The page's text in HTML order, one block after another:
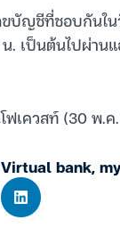
ขบัญชีที่ชอบกันใ
. เป็นต้นไปผ่าน
ฟเควสท์ (30 พ.
Virtual bank,